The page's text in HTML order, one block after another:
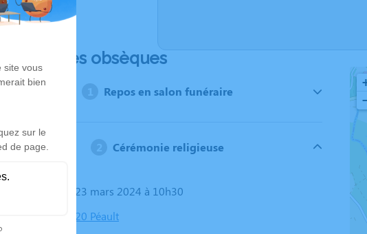
Déroulé des obsèques
Repos en salon funéraire
Cérémonie religieuse
Le samedi 23 mars 2024 à 10h30
Église, 85320 Péault